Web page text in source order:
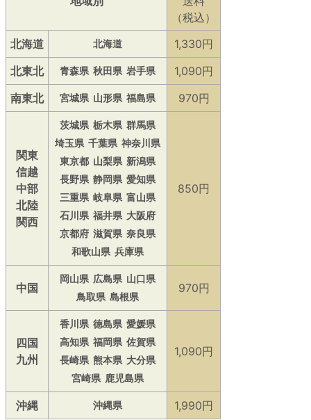
（税込）
北海道
北海道
1,330円
北東北
青森県 秋田県 岩手県
1,090円
南東北
宮城県 山形県 福島県 970円
関東
信越
中部
北陸
関西
茨城県 栃木県 群馬県
埼玉県 千葉県 神奈川県
東京都 山梨県 新潟県
長野県 静岡県 愛知県
三重県 岐阜県 富山県
石川県 福井県 大阪府
京都府 滋賀県 奈良県
和歌山県 兵庫県
850円
中国
岡山県 広島県 山口県
鳥取県 島根県
970円
四国
九州
香川県 徳島県 愛媛県
高知県 福岡県 佐賀県
長崎県 熊本県 大分県
宮崎県 鹿児島県
1,090円
沖縄 沖縄県 1,990円